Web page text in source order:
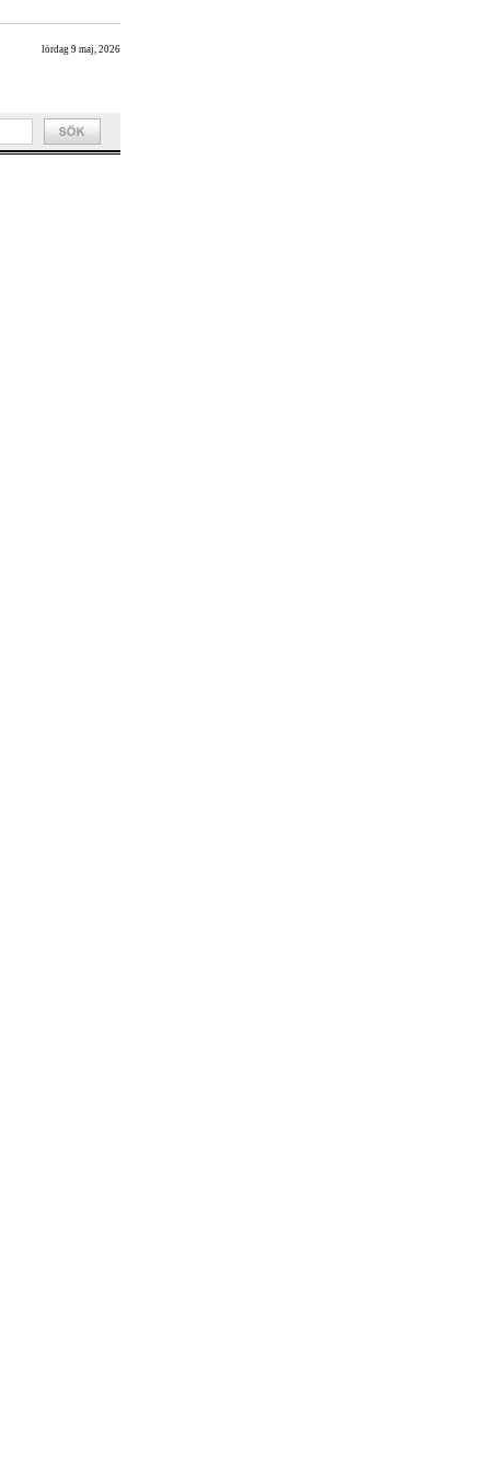
lördag 9 maj, 2026